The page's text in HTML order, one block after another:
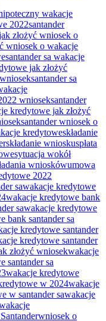
wakacje
2022santander
złożyć wniosek o
wniosek o wakacje
santander sa wakacje
jak złożyć
santander sa
wnioseksantander
kredytowe jak złożyć
santander wniosek o
kredytoweskładanie
składanie wnioskuspłata
sytuacja wokół
wnioskówumowa
2022
sawakacje kredytowe
wakacje kredytowe bank
sawakacje kredytowe
bank santander sa
kredytowe santander
kredytowe santander
złożyć wniosekwakacje
santander sa
wakacje kredytowe
w 2024wakacje
w santander sawakacje
wniosek o